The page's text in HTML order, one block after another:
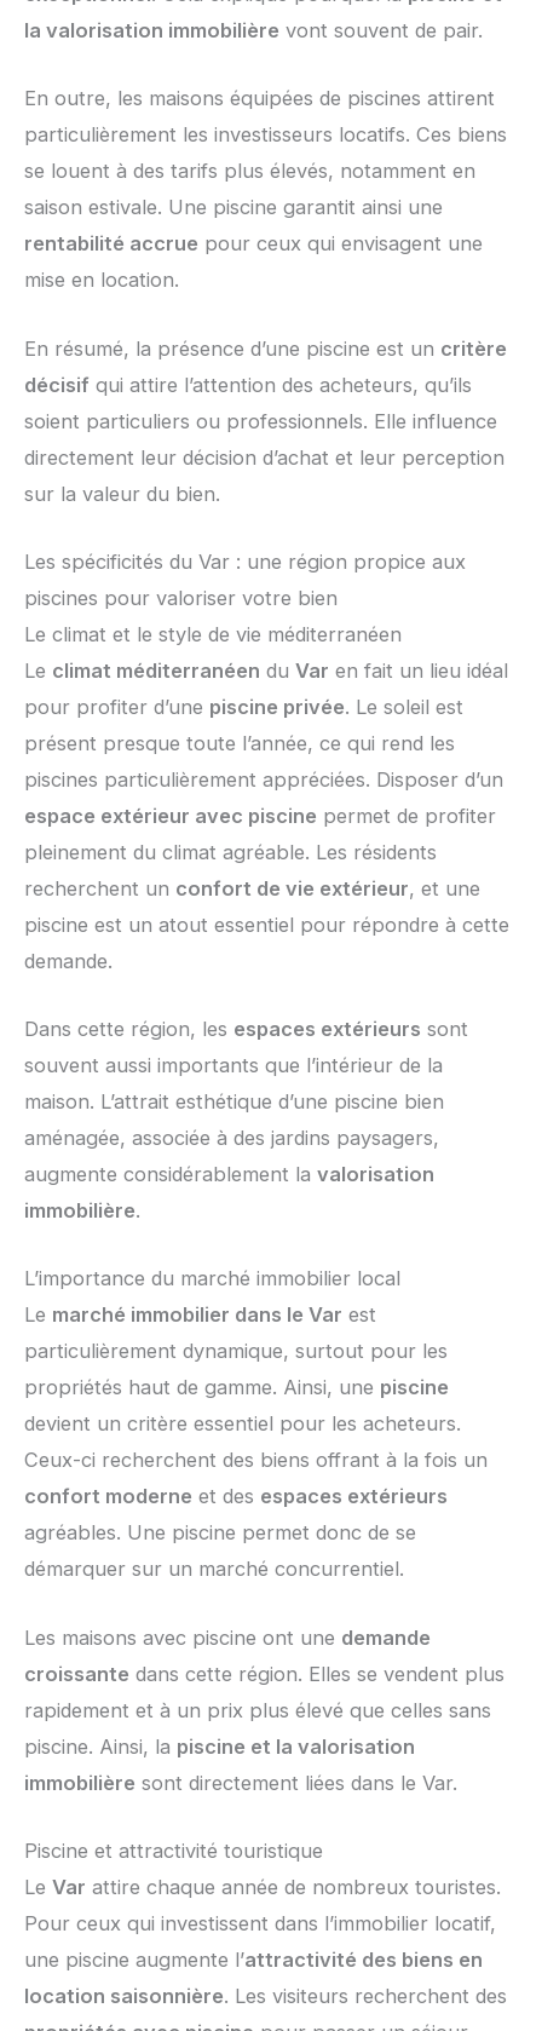
la valorisation immobilière vont souvent de pair.
En outre, les maisons équipées de piscines attirent
particulièrement les investisseurs locatifs. Ces biens
se louent à des tarifs plus élevés, notamment en
saison estivale. Une piscine garantit ainsi une
rentabilité accrue pour ceux qui envisagent une
mise en location.
En résumé, la présence d’une piscine est un critère
décisif qui attire l’attention des acheteurs, qu’ils
soient particuliers ou professionnels. Elle influence
directement leur décision d’achat et leur perception
sur la valeur du bien.
Les spécificités du Var : une région propice aux
piscines pour valoriser votre bien
Le climat et le style de vie méditerranéen
Le climat méditerranéen du Var en fait un lieu idéal
pour profiter d’une piscine privée. Le soleil est
présent presque toute l’année, ce qui rend les
piscines particulièrement appréciées. Disposer d’un
espace extérieur avec piscine permet de profiter
pleinement du climat agréable. Les résidents
recherchent un confort de vie extérieur, et une
piscine est un atout essentiel pour répondre à cette
demande.
Dans cette région, les espaces extérieurs sont
souvent aussi importants que l’intérieur de la
maison. L’attrait esthétique d’une piscine bien
aménagée, associée à des jardins paysagers,
augmente considérablement la valorisation
immobilière.
L’importance du marché immobilier local
Le marché immobilier dans le Var est
particulièrement dynamique, surtout pour les
propriétés haut de gamme. Ainsi, une piscine
devient un critère essentiel pour les acheteurs.
Ceux-ci recherchent des biens offrant à la fois un
confort moderne et des espaces extérieurs
agréables. Une piscine permet donc de se
démarquer sur un marché concurrentiel.
Les maisons avec piscine ont une demande
croissante dans cette région. Elles se vendent plus
rapidement et à un prix plus élevé que celles sans
piscine. Ainsi, la piscine et la valorisation
immobilière sont directement liées dans le Var.
Piscine et attractivité touristique
Le Var attire chaque année de nombreux touristes.
Pour ceux qui investissent dans l’immobilier locatif,
une piscine augmente l’attractivité des biens en
location saisonnière. Les visiteurs recherchent des